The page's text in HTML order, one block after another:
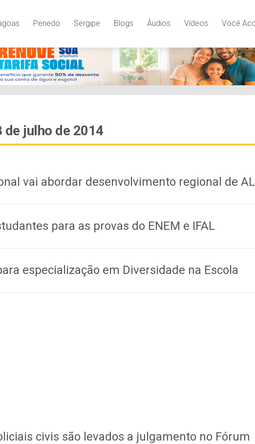
Penedo Sergipe Blogs Áudios Vídeos Você
de julho de 2014
vai abordar desenvolvimento regional de AL
para as provas do ENEM e IFAL
especialização em Diversidade na Escola
civis são levados a julgamento no Fórum